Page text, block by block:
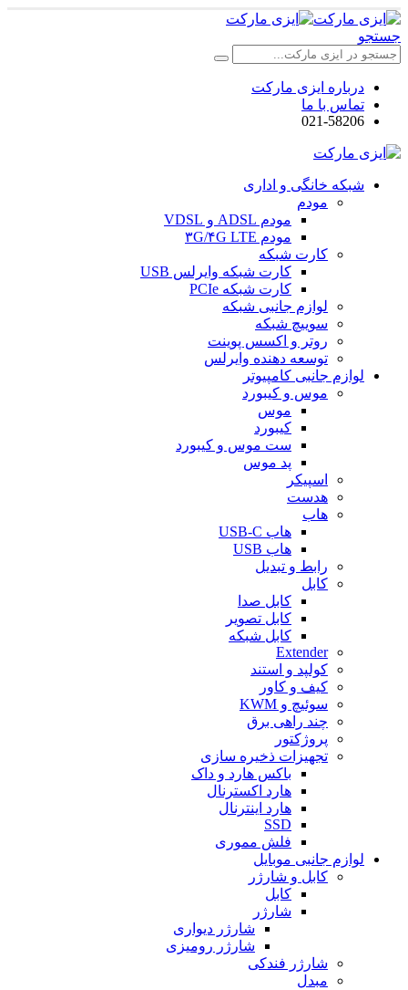
جستجو
درباره ایزی مارکت
تماس با ما
021-58206
شبکه خانگی و اداری
مودم
مودم ADSL و VDSL
مودم ۳G/۴G LTE
کارت شبکه
کارت شبکه وایرلس USB
کارت شبکه PCIe
لوازم جانبی شبکه
سوییچ شبکه
روتر و اکسس پوینت
توسعه دهنده وایرلس
لوازم جانبی کامپیوتر
موس و کیبورد
موس
کیبورد
ست موس و کیبورد
پد موس
اسپیکر
هدست
هاب
هاب USB-C
هاب USB
رابط و تبدیل
کابل
کابل صدا
کابل تصویر
کابل شبکه
Extender
کولپد و استند
کیف و کاور
سوئیچ و KWM
چند راهی برق
پروژکتور
تجهیزات ذخیره سازی
باکس هارد و داک
هارد اکسترنال
هارد اینترنال
SSD
فلش مموری
لوازم جانبی موبایل
کابل و شارژر
کابل
شارژر
شارژر دیواری
شارژر رومیزی
شارژر فندکی
مبدل